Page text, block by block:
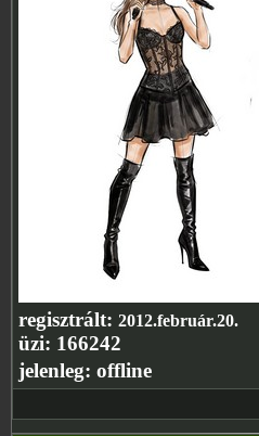
regisztrált: 2012.február.20.
üzi: 166242
jelenleg: offline